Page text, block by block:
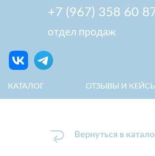
+7 (967) 358 60 87
отдел продаж
Вернуться в